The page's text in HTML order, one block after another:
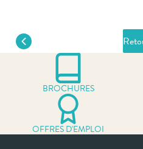
BROCHURES
OFFRES D'EMPLOI